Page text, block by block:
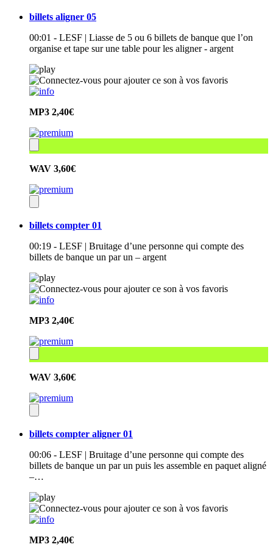
billets aligner 05
00:01 - LESF | Liasse de 5 ou 6 billets de banque que l’on
organise et tape sur une table pour les aligner - argent
MP3 2,40€
WAV 3,60€
billets compter 01
00:19 - LESF | Bruitage d’une personne qui compte des
billets de banque un par un – argent
MP3 2,40€
WAV 3,60€
billets compter aligner 01
00:06 - LESF | Bruitage d’une personne qui compte des
billets de banque un par un puis les assemble en paquet aligné
–…
MP3 2,40€